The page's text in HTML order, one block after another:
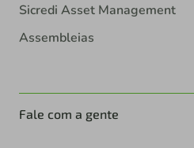
Sicredi Asset Management
Assembleias
Fale com a gente